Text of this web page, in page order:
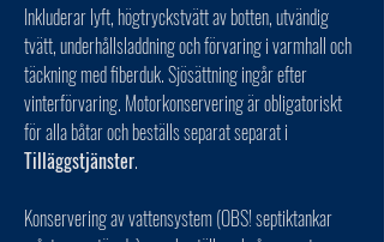
Inkluderar lyft, högtryckstvätt av botten, utvändig
tvätt, underhållsladdning och förvaring i varmhall och
täckning med fiberduk. Sjösättning ingår efter
vinterförvaring. Motorkonservering är obligatoriskt
för alla båtar och beställs separat separat i
Tilläggstjänster.
Konservering av vattensystem (OBS! septiktankar